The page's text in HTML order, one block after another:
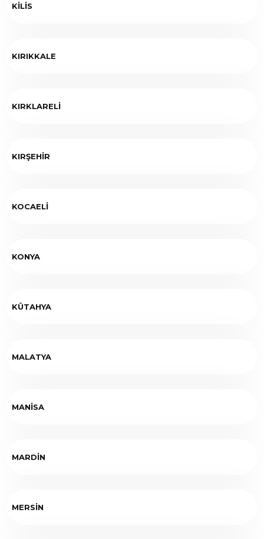
KİLİS
KIRIKKALE
KIRKLARELİ
KIRŞEHİR
KOCAELİ
KONYA
KÜTAHYA
MALATYA
MANİSA
MARDİN
MERSİN